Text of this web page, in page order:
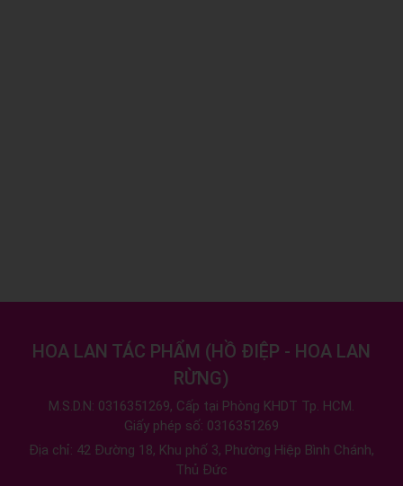
HOA LAN TÁC PHẨM (HỒ ĐIỆP - HOA LAN
RỪNG)
M.S.D.N: 0316351269, Cấp tại Phòng KHDT Tp. HCM.
Giấy phép số: 0316351269
Địa chỉ: 42 Đường 18, Khu phố 3, Phường Hiệp Bình Chánh,
Thủ Đức